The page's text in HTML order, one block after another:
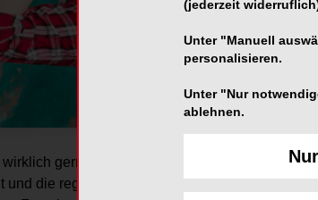
gerne zum Zahnarzt. Bei manchen hat
und die regelmäßigen Kontrolltermine werden
(jederzeit
Unter "Manuell
personalisieren.
Unter "Nur
ablehnen.